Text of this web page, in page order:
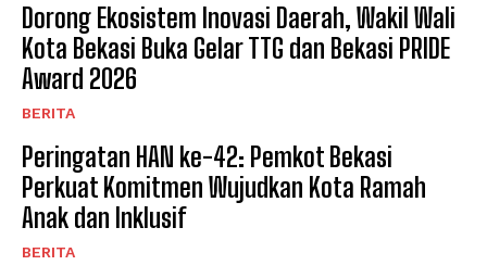
Dorong Ekosistem Inovasi Daerah, Wakil Wali
Kota Bekasi Buka Gelar TTG dan Bekasi PRIDE
Award 2026
BERITA
Peringatan HAN ke-42: Pemkot Bekasi
Perkuat Komitmen Wujudkan Kota Ramah
Anak dan Inklusif
BERITA